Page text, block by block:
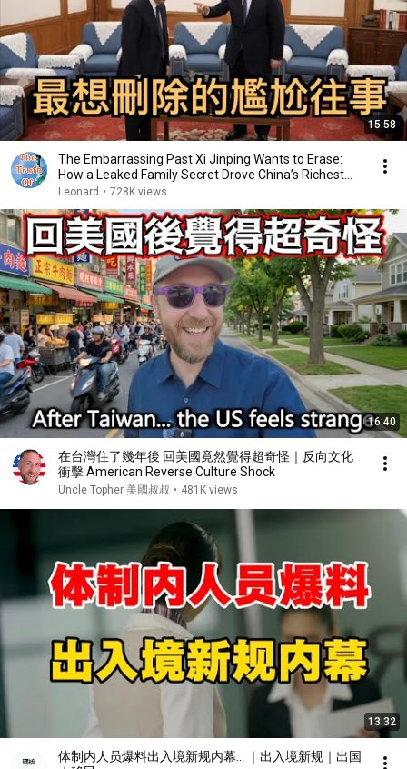
15:58
The Embarrassing Past Xi Jinping Wants to Erase:
How a Leaked Family Secret Drove China’s Richest...
Leonard • 728K views
16:40
在台灣住了幾年後 回美國竟然覺得超奇怪｜反向文化
衝擊 American Reverse Culture Shock
Uncle Topher 美國叔叔 • 481K views
13:32
体制内人员爆料出入境新规内幕… ｜出入境新规｜出国